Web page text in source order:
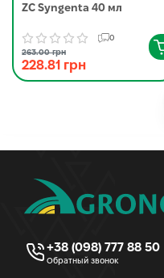
ZC Syngenta 40 мл
0
263.00 грн
228.81 грн
+38 (098) 777 88 50
Обратный звонок